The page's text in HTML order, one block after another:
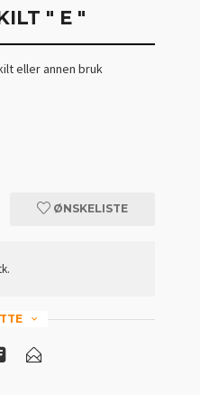
" E "
eller annen bruk
ØNSKELISTE